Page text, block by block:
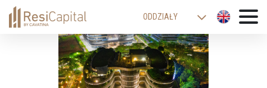
ODDZIAŁY
WARSZAWA
KATOWICE
KRAKÓW